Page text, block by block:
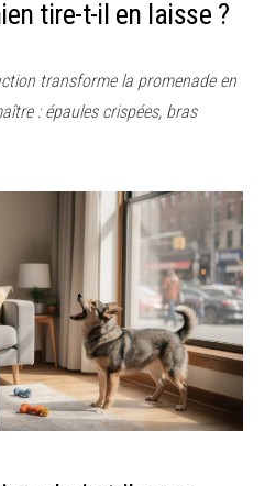
tire-t-il en laisse ?
transforme la promenade en
: épaules crispées, bras